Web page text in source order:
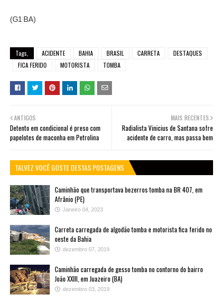
(G1 BA)
Tags, ACIDENTE BAHIA BRASIL CARRETA
DESTAQUES
FICA FERIDO
MOTORISTA TOMBA
MAIS RECENTES
Radialista Vinicius de Santana sofre
acidente de carro, mas passa bem
ANTIGOS
Detento em condicional é preso com
papelotes de maconha em Petrolina
TALVEZ VOCÊ GOSTE DESTAS POSTAGENS
Caminhão que transportava bezerros tomba na BR 407, em
Afrânio (PE)
Janeiro 04, 2023
Carreta carregada de algodão tomba e motorista fica ferido no
oeste da Bahia
dezembro 07, 2019
Caminhão carregada de gesso tomba no contorno do bairro
João XXIII, em Juazeiro (BA)
dezembro 03, 2019